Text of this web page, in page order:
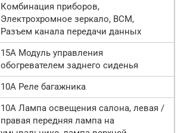
Комбинация приборов,
Электрохромное зеркало, BCM,
Разъем канала передачи данных
15А Модуль управления
обогревателем заднего сиденья
10А Реле багажника
10А Лампа освещения салона, левая /
правая передняя лампа на